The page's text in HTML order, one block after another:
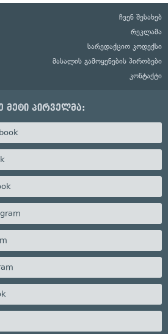
ჩვენ შესახებ
რეკლამა
სარედაქციო კოდექსი
მასალის გამოყენების პირობები
კონტაქტი
მეტი პირველმა: